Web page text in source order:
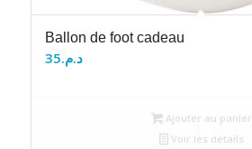
Ballon de foot cadeau
د.م.35
Ajouter au panier
Voir les détails